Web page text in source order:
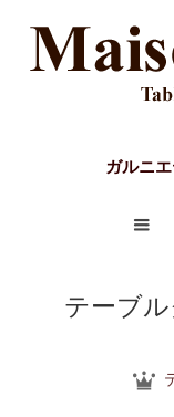
ガルニ
テーブ